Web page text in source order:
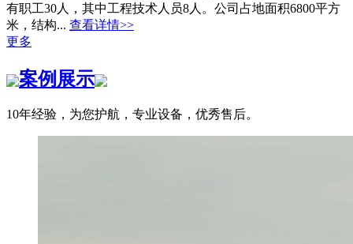
有职工30人，其中工程技术人员8人。公司占地面积6800平方
米，结构... 查看详情>>
更多
案例展示
10年经验，为您护航，专业设备，优秀售后。